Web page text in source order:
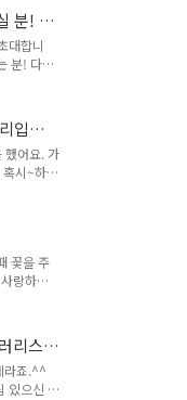
시죠. 그
내 책상
헤헤헤
망. 화
포스를
장점이
식출시가
분! 모
대합니
분! 다녀
~왕복
일로 신
입고
했어요. 가
시~하는
얼어 죽
울처럼
촬영하
퍼 발키
으로 골
도 상큼
인데...
꽃을 주
랑하는
페이지입
라~ 푸
리스
라죠.^^
있으신 분